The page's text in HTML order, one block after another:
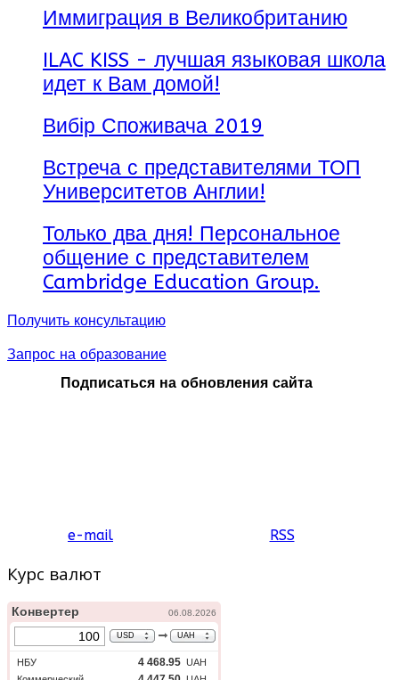
Иммиграция в Великобританию
ILAC KISS - лучшая языковая школа
идет к Вам домой!
Вибір Споживача 2019
Встреча с представителями ТОП
Университетов Англии!
Только два дня! Персональное
общение с представителем
Cambridge Education Group.
Получить консультацию
Запрос на образование
Подписаться на обновления сайта
e-mail RSS
Курс валют